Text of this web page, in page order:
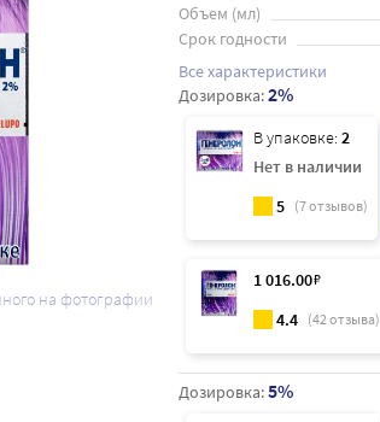
на фотографии
Объем (мл)
Срок годности
Все характеристики
Дозировка:2%
В упаковке: 2
Нет в наличии
5
(7отзывов)
1 016.00₽
4.4 (42отзыва)
Дозировка:5%